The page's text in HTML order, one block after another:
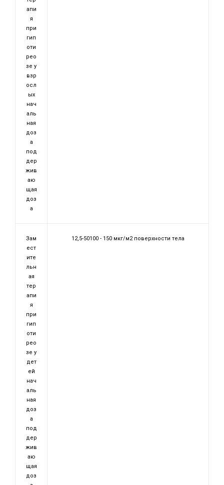
апи
я
при
гип
оти
рео
зе у
взр
осл
ых
нач
аль
ная
доз
а
под
дер
жив
аю
щая
доз
а
Зам
ест
ите
льн
ая
тер
апи
я
при
гип
оти
рео
зе у
дет
ей
нач
аль
ная
доз
а
под
дер
жив
аю
щая
доз
12,5-50100 - 150 мкг/м2 поверхности тела